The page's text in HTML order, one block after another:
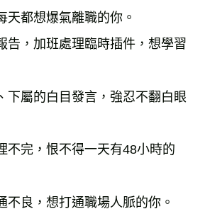
天都想爆氣離職的你。
告，加班處理臨時插件，想學習
下屬的白目發言，強忍不翻白眼
不完，恨不得一天有48小時的
不良，想打通職場人脈的你。